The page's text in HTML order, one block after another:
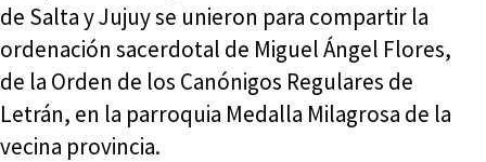
de Salta y Jujuy se unieron para compartir la
ordenación sacerdotal de Miguel Ángel Flores,
de la Orden de los Canónigos Regulares de
Letrán, en la parroquia Medalla Milagrosa de la
vecina provincia.